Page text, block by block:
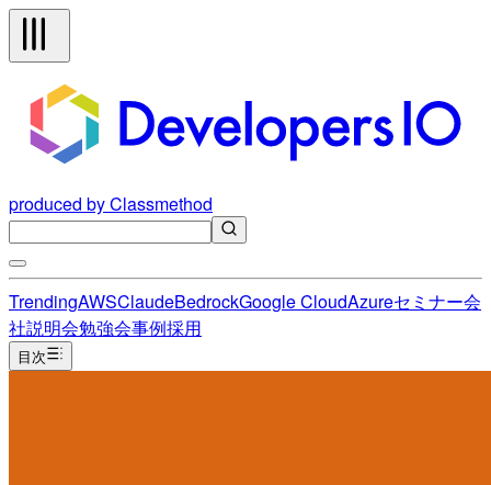
produced by Classmethod
TrendingAWSClaudeBedrockGoogle CloudAzureセミナー会
社説明会勉強会事例採用
目次